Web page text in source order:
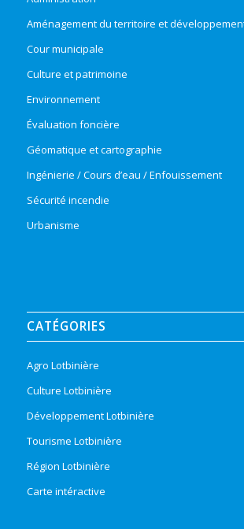
Aménagement du territoire et
Cour municipale
Culture et patrimoine
Environnement
Évaluation foncière
Géomatique et cartographie
Ingénierie / Cours d’eau / Enfouissement
Sécurité incendie
Urbanisme
CATÉGORIES
Agro Lotbinière
Culture Lotbinière
Développement Lotbinière
Tourisme Lotbinière
Région Lotbinière
Carte intéractive